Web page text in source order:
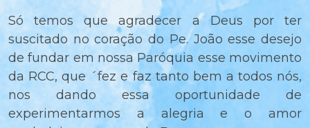
Só temos que agradecer a Deus por ter
suscitado no coração do Pe. João esse desejo
de fundar em nossa Paróquia esse movimento
da RCC, que ´fez e faz tanto bem a todos nós,
nos dando essa oportunidade de
experimentarmos a alegria e o amor